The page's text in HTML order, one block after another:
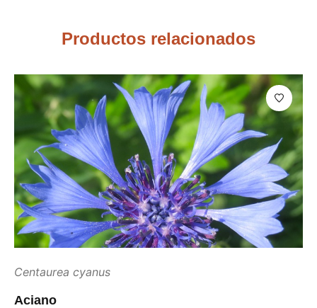
Productos relacionados
Centaurea cyanus
Aciano